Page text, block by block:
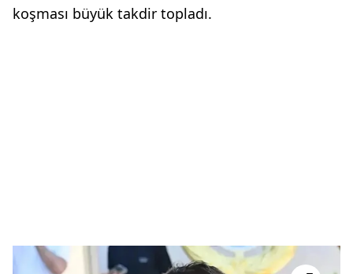
koşması büyük takdir topladı.